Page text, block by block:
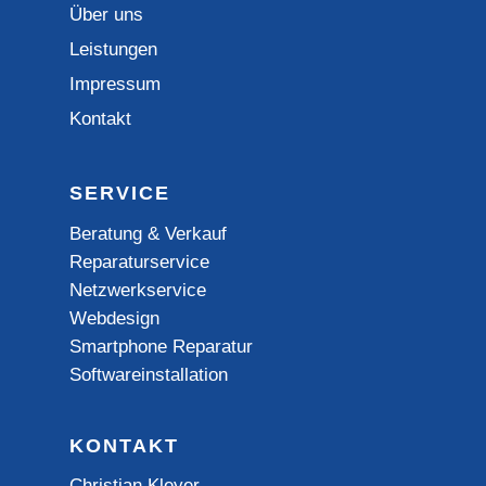
Über uns
Leistungen
Impressum
Kontakt
SERVICE
Beratung & Verkauf
Reparaturservice
Netzwerkservice
Webdesign
Smartphone Reparatur
Softwareinstallation
KONTAKT